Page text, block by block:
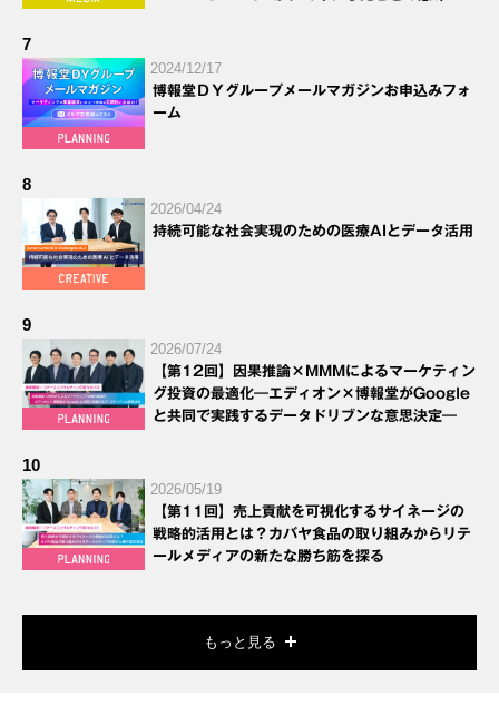
7
2024/12/17
博報堂ＤＹグループメールマガジンお申込みフォ
ーム
8
2026/04/24
持続可能な社会実現のための医療AIとデータ活用
9
2026/07/24
【第12回】因果推論×MMMによるマーケティン
グ投資の最適化―エディオン×博報堂がGoogle
と共同で実践するデータドリブンな意思決定―
10
2026/05/19
【第11回】売上貢献を可視化するサイネージの
戦略的活用とは？カバヤ食品の取り組みからリテ
ールメディアの新たな勝ち筋を探る
もっと見る